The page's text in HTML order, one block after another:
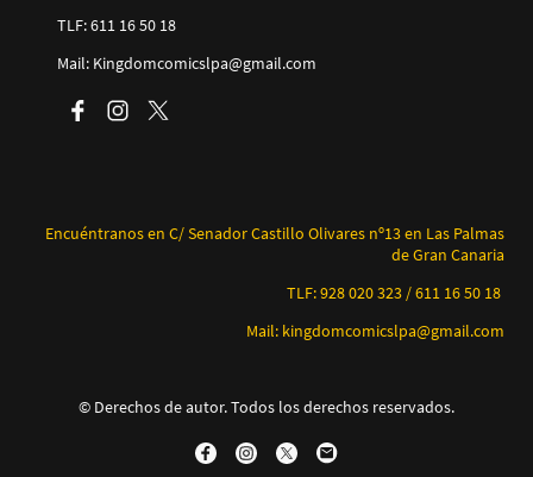
TLF: 611 16 50 18
Mail: Kingdomcomicslpa@gmail.com
Encuéntranos en C/ Senador Castillo Olivares nº13 en Las Palmas
de Gran Canaria
TLF: 928 020 323 / 611 16 50 18
Mail: kingdomcomicslpa@gmail.com
© Derechos de autor. Todos los derechos reservados.